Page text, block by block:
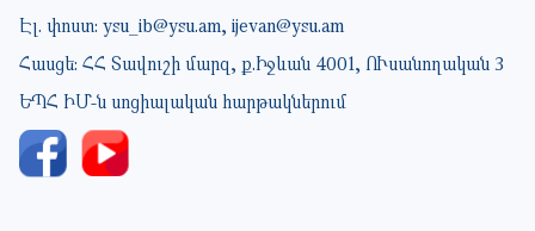
Էլ. փոստ: ysu_ib@ysu.am, ijevan@ysu.am
Հասցե: ՀՀ Տավուշի մարզ, ք.Իջևան 4001, ՈՒսանողական 3
ԵՊՀ ԻՄ-ն սոցիալական հարթակներում